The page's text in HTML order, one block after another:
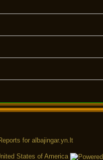
States of America